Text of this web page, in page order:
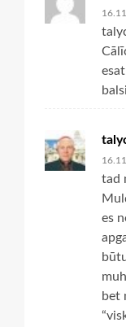
tad
es
bet